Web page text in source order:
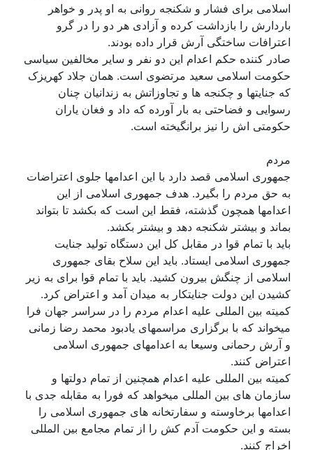
اسلامی برای فشار و شکنجه روانی به او پدر و خواهر
باردارش را بازداشت کرده و آزادی هر دو را در گرو
اعترافات ساختگی آرش قرار داده بودند.
صادر کننده حکم اعدام این دو نفر و سایر مخالفین سیاسی
حکومت اسلامی سعید مرتضوی است. همان جلاد کهریزک
که جنایتها و چکنجه ها و تجاوزاتش به زندانیان چنان
رسوایی و فضاحتی به بار آورده که داد و فغان یاران
حکومتی اش را نیز برانگیخته است.
مردم
جمهوری اسلامی قصد دارد با این اعدامها جلوی اعتراضات
به حق مردم را بگیرد. هدف جمهوری اسلامی از این
اعدامها همچون گذشته، فقط این است که بکشد تا بتواند
بماند و بیشتر شکنجه دهد و بیشتر بکشد.
باید با تمام قوا در مقابل کل این دستگاه تولید جنایت
جمهوری اسلامی ایستاد. باید این سلاح بقای جمهوری
اسلامی از چنگش بیرون کشید. باید با تمام قوا برای به زیر
کشیدن این دولت جنایتکار به میدان آمد و اعتراض کرد.
کمیته بین المللی علیه اعدام مردم را در سراسر جهان فرا
میخواند که با برگزاری مراسمهای یادبود محمد رضا زمانی
و آرش رحمانی وسیعا به اعدامهای جمهوری اسلامی
اعتراض کنند.
کمیته بین المللی علیه اعدام همچنین از تمام دولتها و
سازمان های بین المللی میخواهد که فورا به مقابله جدی با
اعدامها برخاوسته و سفارتخانه های جمهوری اسلامی را
بسته و این حکومت آدم کش را از تمام مجامع بین المللی
اخراج کنند.